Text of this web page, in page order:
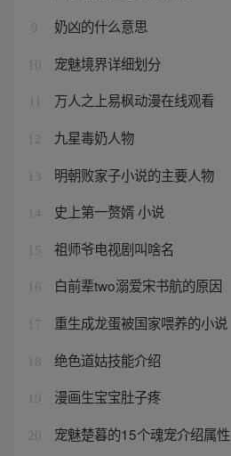
9 奶凶的什么意思
10 宠魅境界详细划分
万人之上易枫动漫在线观看
12 九星毒奶人物
13 明朝败家子小说的主要人物
14 史上第一赘婿 小说
15 祖师爷电视剧叫啥名
16 白前辈two溺爱宋书航的原因
17 重生成龙蛋被国家喂养的小说
18 绝色道姑技能介绍
19 漫画生宝宝肚子疼
20 宠魅楚暮的15个魂宠介绍属性